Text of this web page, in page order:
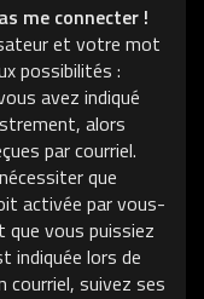
me connecter !
et votre mot
possibilités :
avez indiqué
alors
par courriel.
que
activée par vous-
vous puissiez
indiquée lors de
courriel, suivez ses